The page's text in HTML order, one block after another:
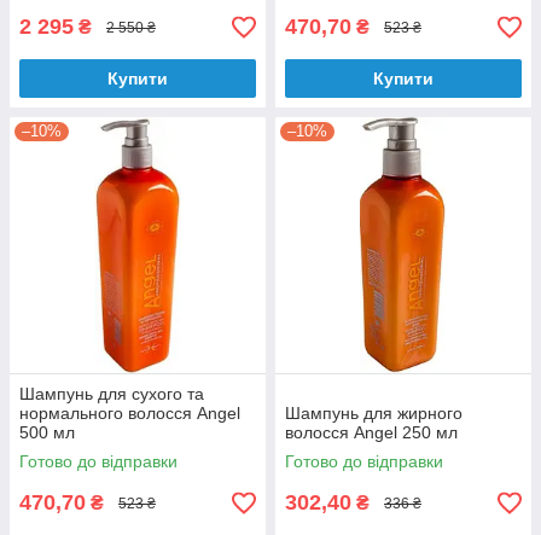
2 295 ₴ 2 550 ₴
Купити
470,70 ₴ 523 ₴
Купити
–10%
Шампунь для сухого та
нормального волосся Angel
500 мл
Готово до відправки
470,70 ₴ 523 ₴
–10%
Шампунь для жирного
волосся Angel 250 мл
Готово до відправки
302,40 ₴ 336 ₴